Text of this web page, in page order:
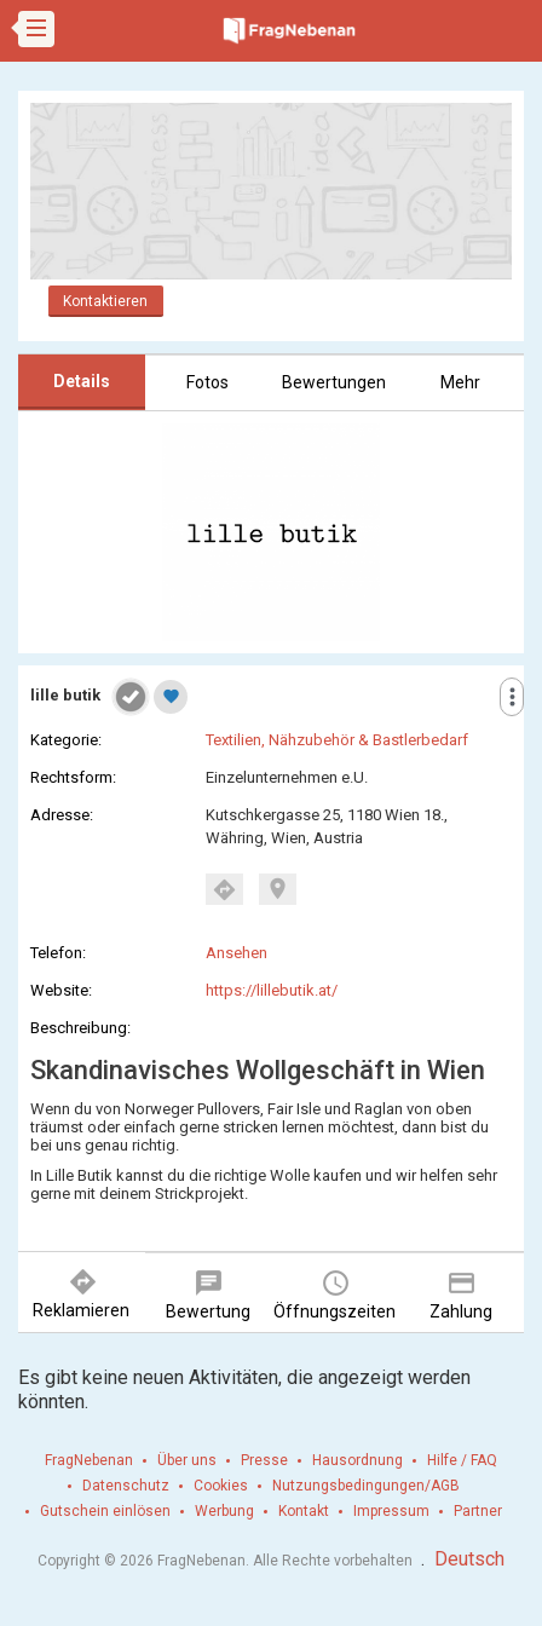
Kontaktieren
Details Fotos Bewertungen Mehr
more_vert
lille butik favorite
Kategorie: Textilien, Nähzubehör & Bastlerbedarf
Rechtsform: Einzelunternehmen e.U.
Adresse:
Kutschkergasse 25, 1180 Wien 18.,
Währing, Wien, Austria
directions location_on
Telefon: Ansehen
Website: https://lillebutik.at/
Beschreibung:
Skandinavisches Wollgeschäft in Wien
Wenn du von Norweger Pullovers, Fair Isle und Raglan von oben
träumst oder einfach gerne stricken lernen möchtest, dann bist du
bei uns genau richtig.
In Lille Butik kannst du die richtige Wolle kaufen und wir helfen sehr
gerne mit deinem Strickprojekt.
directions
Reklamieren
chat
Bewertung
query_builder
Öffnungszeiten
payment
Zahlung
Es gibt keine neuen Aktivitäten, die angezeigt werden
könnten.
FragNebenan Über uns Presse Hausordnung
Hilfe / FAQ
Datenschutz
Cookies
Nutzungsbedingungen/AGB
Gutschein einlösen
Werbung Kontakt Impressum Partner
Copyright © 2026 FragNebenan. Alle Rechte vorbehalten . Deutsch